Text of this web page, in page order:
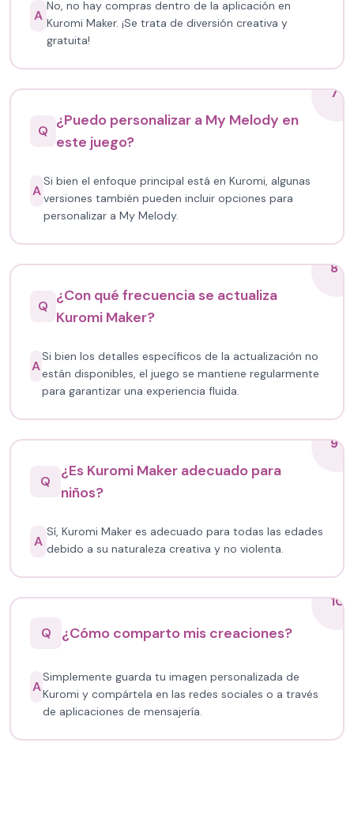
A
No, no hay compras dentro de la aplicación en
Kuromi Maker. ¡Se trata de diversión creativa y
gratuita!
7
Q
¿Puedo personalizar a My Melody en
este juego?
A
Si bien el enfoque principal está en Kuromi, algunas
versiones también pueden incluir opciones para
personalizar a My Melody.
8
Q
¿Con qué frecuencia se actualiza
Kuromi Maker?
A
Si bien los detalles específicos de la actualización no
están disponibles, el juego se mantiene regularmente
para garantizar una experiencia fluida.
9
Q
¿Es Kuromi Maker adecuado para
niños?
A
Sí, Kuromi Maker es adecuado para todas las edades
debido a su naturaleza creativa y no violenta.
10
Q
¿Cómo comparto mis creaciones?
A
Simplemente guarda tu imagen personalizada de
Kuromi y compártela en las redes sociales o a través
de aplicaciones de mensajería.